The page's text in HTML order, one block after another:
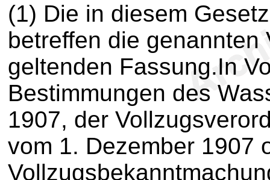
(1) Die in diesem
betreffen die
geltenden Fassung.In
Bestimmungen des
1907, der
vom 1. Dezember 1907